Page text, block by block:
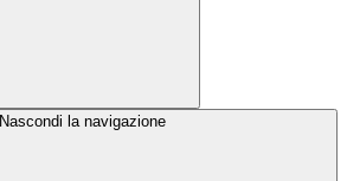
Nascondi la navigazione